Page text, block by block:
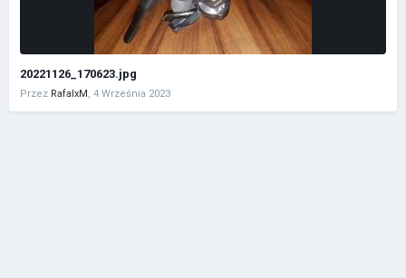
20221126_170623.jpg
Przez RafalxM 4 Września 2023